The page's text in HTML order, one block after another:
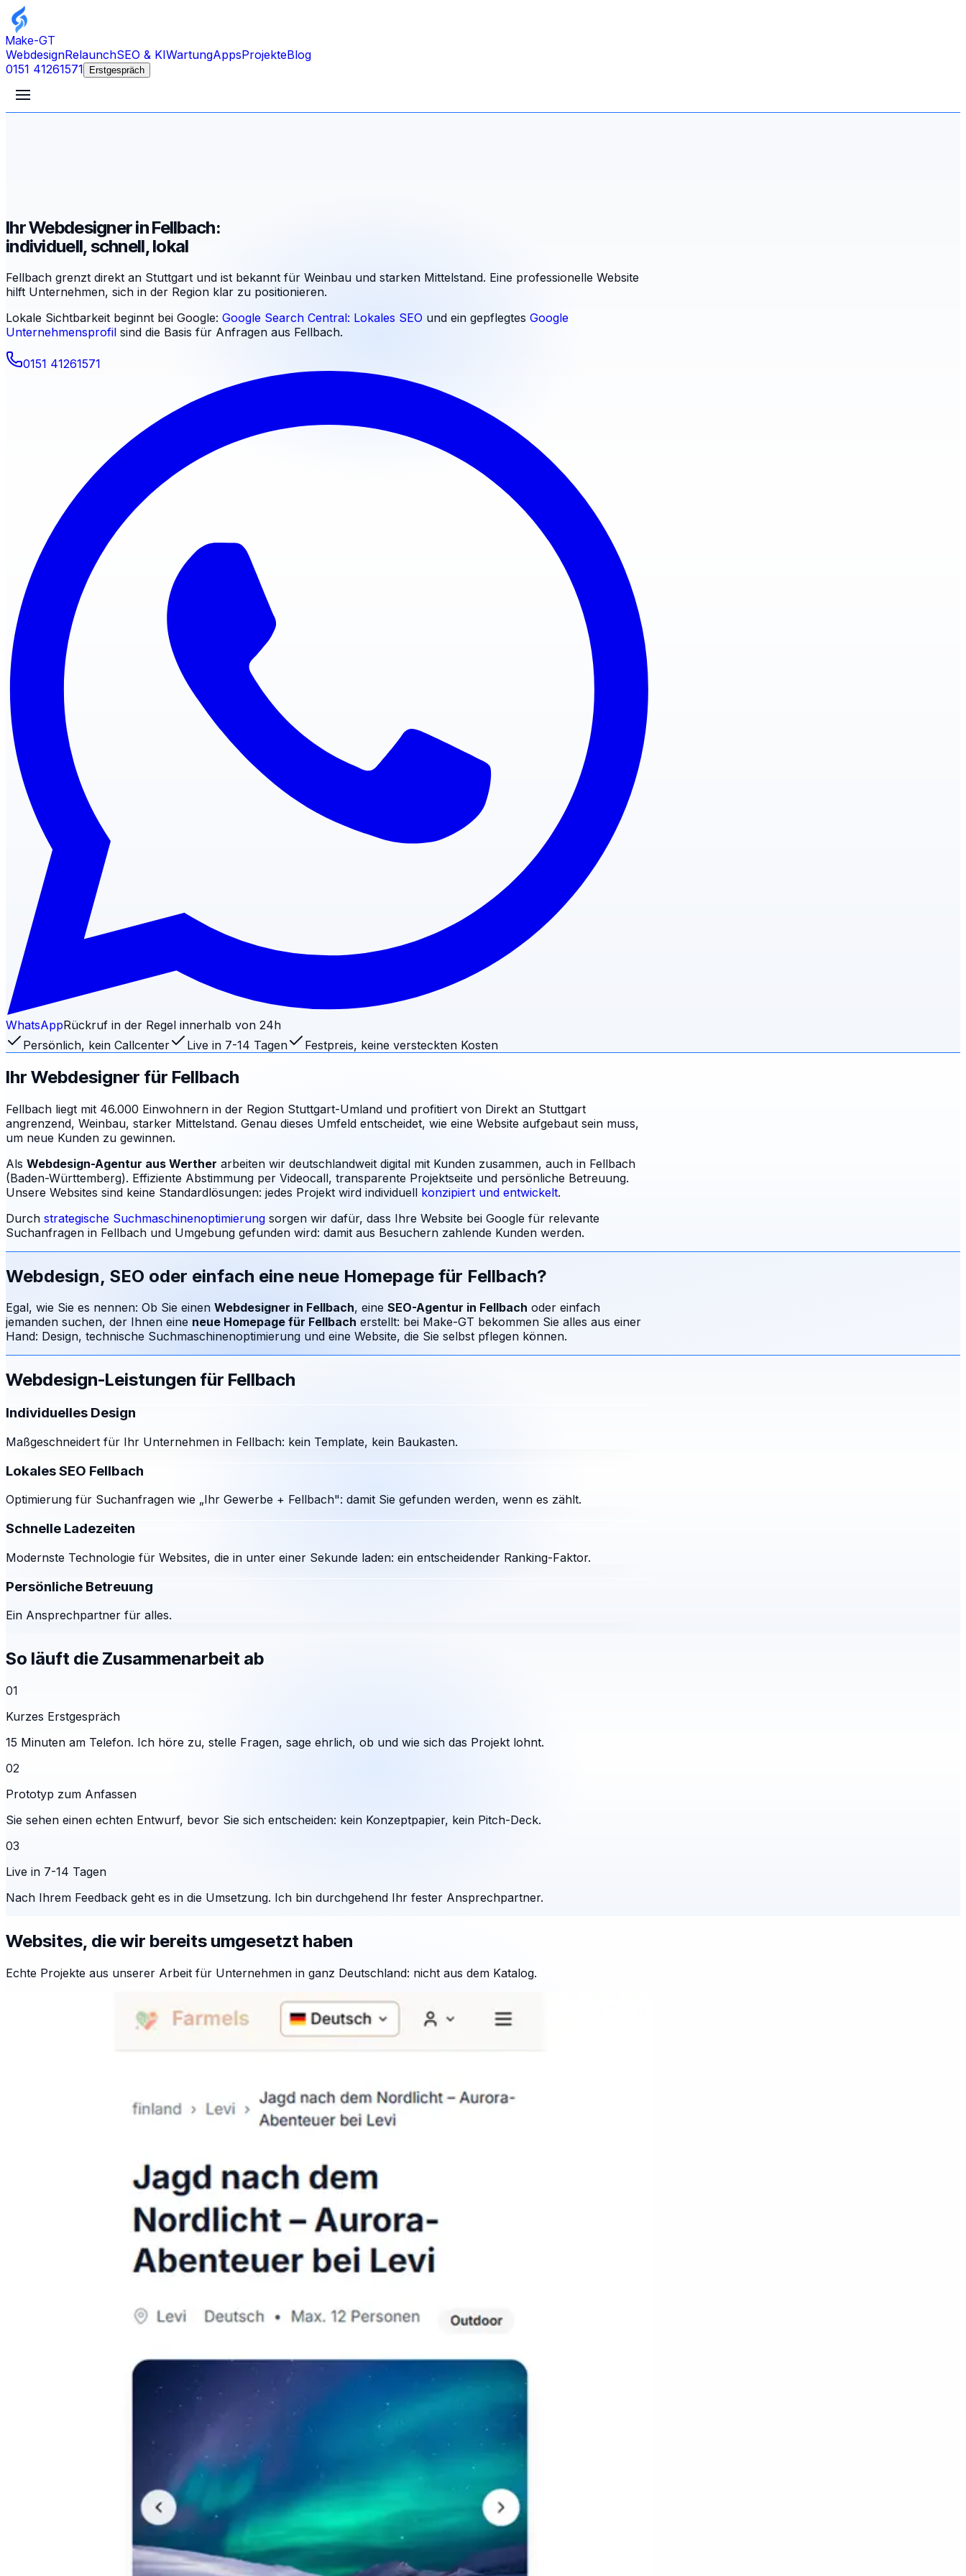
Make-GT
WebdesignRelaunchSEO & KIWartungAppsProjekteBlog
0151 41261571
Erstgespräch
Ihr Webdesigner in Fellbach:
individuell, schnell, lokal
Fellbach grenzt direkt an Stuttgart und ist bekannt für Weinbau und starken Mittelstand. Eine professionelle Website
hilft Unternehmen, sich in der Region klar zu positionieren.
Lokale Sichtbarkeit beginnt bei Google: Google Search Central: Lokales SEO und ein gepflegtes Google
Unternehmensprofil sind die Basis für Anfragen aus Fellbach.
0151 41261571
WhatsAppRückruf in der Regel innerhalb von 24h
Persönlich, kein Callcenter
Live in 7-14 Tagen Festpreis, keine versteckten Kosten
Ihr Webdesigner für Fellbach
Fellbach liegt mit 46.000 Einwohnern in der Region Stuttgart-Umland und profitiert von Direkt an Stuttgart
angrenzend, Weinbau, starker Mittelstand. Genau dieses Umfeld entscheidet, wie eine Website aufgebaut sein muss,
um neue Kunden zu gewinnen.
Als Webdesign-Agentur aus Werther arbeiten wir deutschlandweit digital mit Kunden zusammen, auch in Fellbach
(Baden-Württemberg). Effiziente Abstimmung per Videocall, transparente Projektseite und persönliche Betreuung.
Unsere Websites sind keine Standardlösungen: jedes Projekt wird individuell konzipiert und entwickelt.
Durch strategische Suchmaschinenoptimierung sorgen wir dafür, dass Ihre Website bei Google für relevante
Suchanfragen in Fellbach und Umgebung gefunden wird: damit aus Besuchern zahlende Kunden werden.
Webdesign, SEO oder einfach eine neue Homepage für Fellbach?
Egal, wie Sie es nennen: Ob Sie einen Webdesigner in Fellbach, eine SEO-Agentur in Fellbach oder einfach
jemanden suchen, der Ihnen eine neue Homepage für Fellbach erstellt: bei Make-GT bekommen Sie alles aus einer
Hand: Design, technische Suchmaschinenoptimierung und eine Website, die Sie selbst pflegen können.
Webdesign-Leistungen für Fellbach
Individuelles Design
Maßgeschneidert für Ihr Unternehmen in Fellbach: kein Template, kein Baukasten.
Lokales SEO Fellbach
Optimierung für Suchanfragen wie „Ihr Gewerbe + Fellbach": damit Sie gefunden werden, wenn es zählt.
Schnelle Ladezeiten
Modernste Technologie für Websites, die in unter einer Sekunde laden: ein entscheidender Ranking-Faktor.
Persönliche Betreuung
Ein Ansprechpartner für alles.
So läuft die Zusammenarbeit ab
01
Kurzes Erstgespräch
15 Minuten am Telefon. Ich höre zu, stelle Fragen, sage ehrlich, ob und wie sich das Projekt lohnt.
02
Prototyp zum Anfassen
Sie sehen einen echten Entwurf, bevor Sie sich entscheiden: kein Konzeptpapier, kein Pitch-Deck.
03
Live in 7-14 Tagen
Nach Ihrem Feedback geht es in die Umsetzung. Ich bin durchgehend Ihr fester Ansprechpartner.
Websites, die wir bereits umgesetzt haben
Echte Projekte aus unserer Arbeit für Unternehmen in ganz Deutschland: nicht aus dem Katalog.